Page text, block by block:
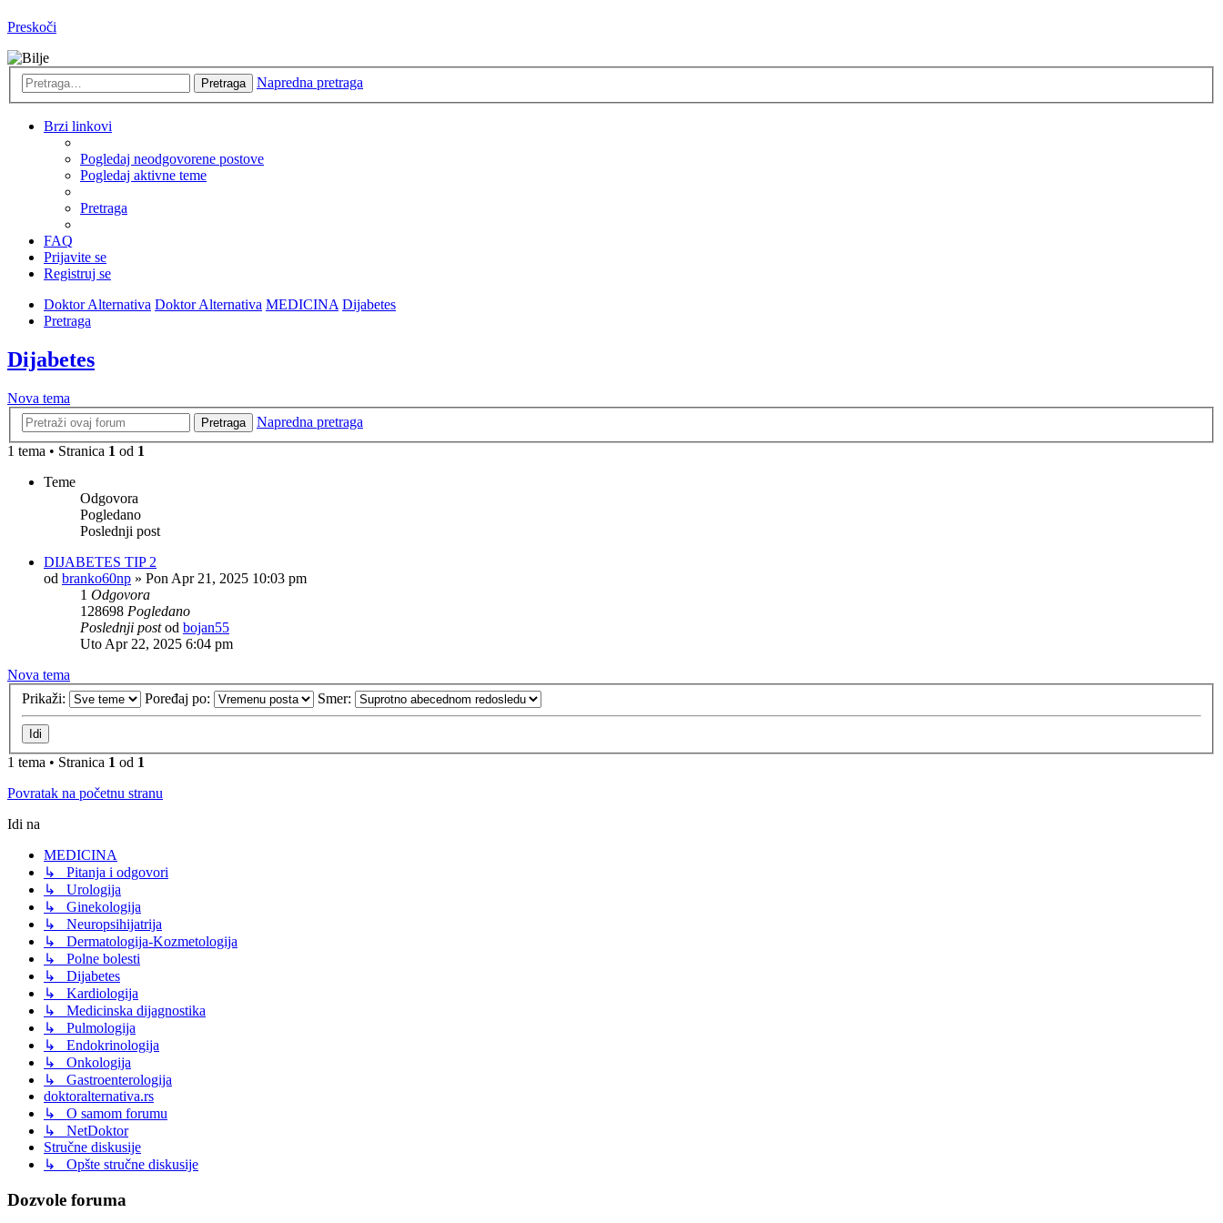
Preskoči
Pretraga Napredna pretraga
Brzi linkovi
Pogledaj neodgovorene postove
Pogledaj aktivne teme
Pretraga
FAQ
Prijavite se
Registruj se
Doktor Alternativa Doktor Alternativa MEDICINA Dijabetes
Pretraga
Dijabetes
Nova tema
Pretraga
Napredna pretraga
1 tema • Stranica 1 od 1
Teme
Odgovora
Pogledano
Poslednji post
DIJABETES TIP 2
od branko60np » Pon Apr 21, 2025 10:03 pm
1 Odgovora
128698 Pogledano
Poslednji postod bojan55
Uto Apr 22, 2025 6:04 pm
Nova tema
Prikaži:
Poređaj po: Smer:
1 tema • Stranica 1 od 1
Povratak na početnu stranu
Idi na
MEDICINA
↳ Pitanja i odgovori
↳ Urologija
↳ Ginekologija
↳ Neuropsihijatrija
↳ Dermatologija-Kozmetologija
↳ Polne bolesti
↳ Dijabetes
↳ Kardiologija
↳ Medicinska dijagnostika
↳ Pulmologija
↳ Endokrinologija
↳ Onkologija
↳ Gastroenterologija
doktoralternativa.rs
↳ O samom forumu
↳ NetDoktor
Stručne diskusije
↳ Opšte stručne diskusije
Dozvole foruma